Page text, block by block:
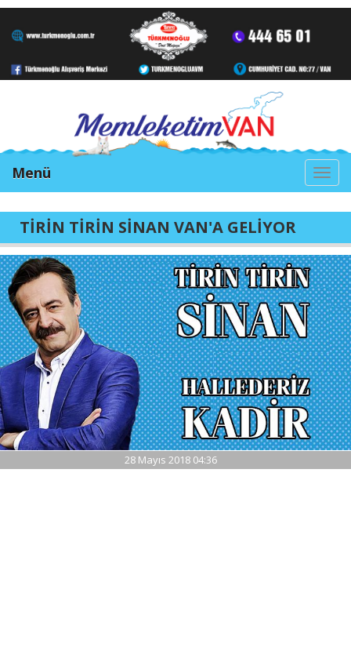
Menü
TİRİN TİRİN SİNAN VAN'A GELİYOR
28 Mayıs 2018 04:36